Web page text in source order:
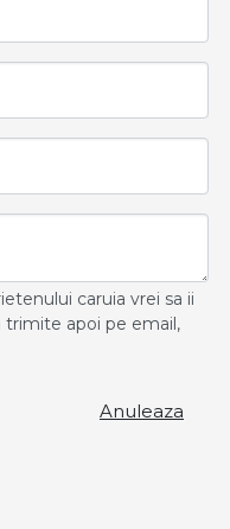
caruia vrei sa ii
trimite apoi pe email,
Anuleaza